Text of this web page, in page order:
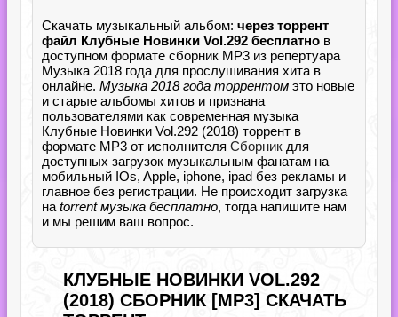
Скачать музыкальный альбом: через торрент
файл Клубные Новинки Vol.292 бесплатно в
доступном формате сборник MP3 из репертуара
Музыка 2018 года для прослушивания хита в
онлайне. Музыка 2018 года торрентом это новые
и старые альбомы хитов и признана
пользователями как современная музыка
Клубные Новинки Vol.292 (2018) торрент в
формате MP3 от исполнителя Сборник для
доступных загрузок музыкальным фанатам на
мобильный IOs, Apple, iphone, ipad без рекламы и
главное без регистрации. Не происходит загрузка
на torrent музыка бесплатно, тогда напишите нам
и мы решим ваш вопрос.
КЛУБНЫЕ НОВИНКИ VOL.292
(2018) СБОРНИК [MP3] СКАЧАТЬ